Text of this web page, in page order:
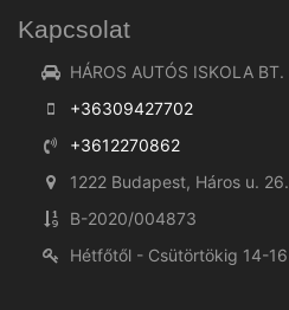
Kapcsolat
HÁROS AUTÓS ISKOLA BT.
+36309427702
+3612270862
1222 Budapest, Háros u. 26.
B-2020/004873
Hétfőtől - Csütörtökig 14-16